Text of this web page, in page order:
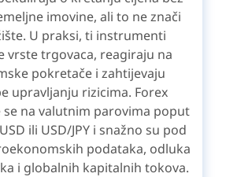
imovine, ali to ne znači
U praksi, ti instrumenti
vrste trgovaca, reagiraju na
pokretače i zahtijevaju
upravljanju rizicima. Forex
se na valutnim parovima poput
ili USD/JPY i snažno su pod
podataka, odluka
i globalnih kapitalnih tokova.